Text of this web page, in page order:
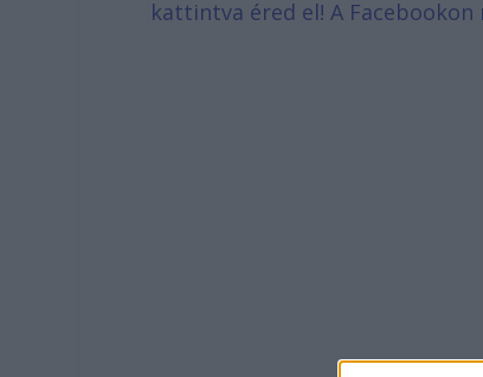
kattintva éred el! A